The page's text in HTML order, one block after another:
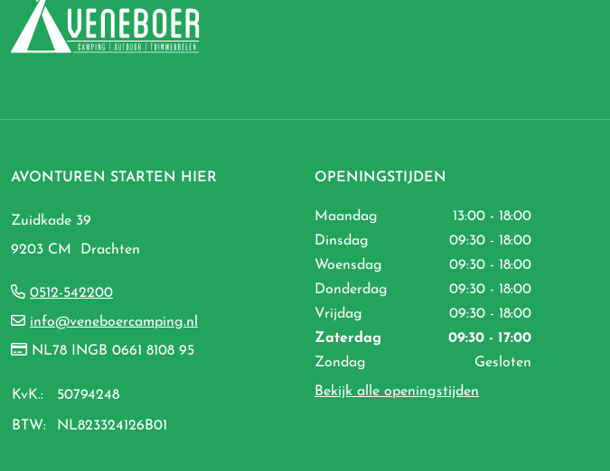
AVONTUREN STARTEN HIER
Zuidkade 39
9203 CM Drachten
0512-542200
info@veneboercamping.nl
NL78 INGB 0661 8108 95
KvK.: 50794248
BTW: NL823324126B01
OPENINGSTIJDEN
Maandag
13:00 - 18:00
Dinsdag
09:30 - 18:00
Woensdag
09:30 - 18:00
Donderdag
09:30 - 18:00
Vrijdag
09:30 - 18:00
Zaterdag
09:30 - 17:00
Zondag
Gesloten
Bekijk alle openingstijden